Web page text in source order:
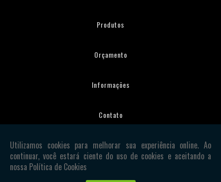
Produtos
Orçamento
Informações
Contato
Mapa do site